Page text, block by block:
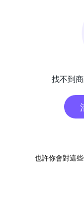
找不到
也許你會對這